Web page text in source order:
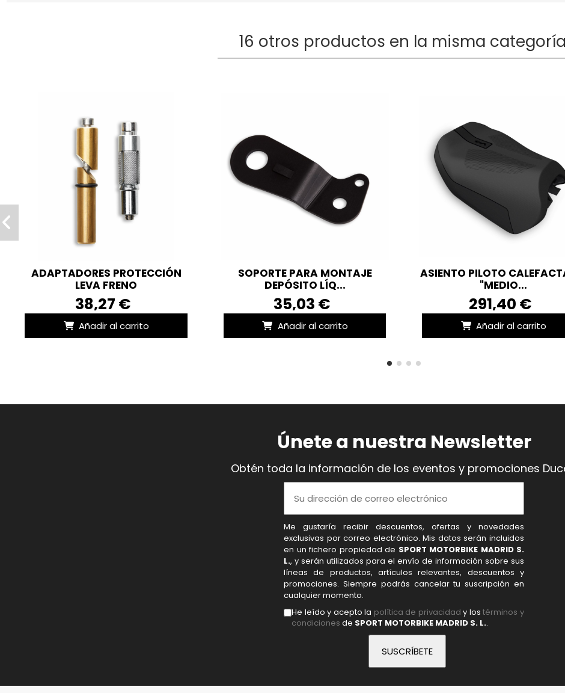
16 otros productos en la misma
ADAPTADORES PROTECCIÓN
LEVA FRENO
38,27 €
Añadir al carrito
SOPORTE PARA MONTAJE
DEPÓSITO LÍQ...
35,03 €
Añadir al carrito
ASIENTO PILOTO
"MEDIO...
291,40 €
Añadir al carrito
Únete a nuestra Newsletter
Obtén toda la información de los eventos y promociones
Me gustaría recibir descuentos, ofertas y novedades
exclusivas por correo electrónico. Mis datos serán incluidos
en un fichero propiedad de SPORT MOTORBIKE MADRID S.
L., y serán utilizados para el envío de información sobre sus
líneas de productos, artículos relevantes, descuentos y
promociones. Siempre podrás cancelar tu suscripción en
cualquier momento.
He leído y acepto la política de privacidad y lostérminos y
condiciones de SPORT MOTORBIKE MADRID S. L..